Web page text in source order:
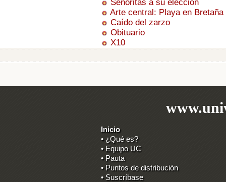
Señoritas a su elección
Arte central: Playa en Bretaña
Caído del zarzo
Obituario
X10
Inicio
• ¿Qué es?
• Equipo UC
• Pauta
• Puntos de distribución
• Suscríbase